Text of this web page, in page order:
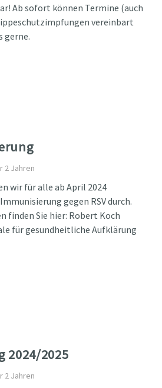
Ab sofort können Termine (auch
vereinbart
gerne.
2 Jahren
wir für alle ab April 2024
gegen RSV durch.
finden Sie hier: Robert Koch
für gesundheitliche Aufklärung
2024/2025
2 Jahren